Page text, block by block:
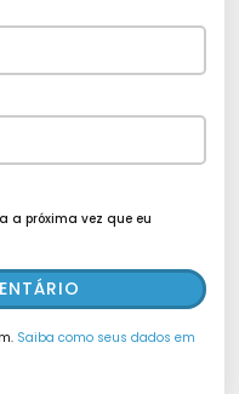
a próxima vez que eu
Saiba como seus dados em